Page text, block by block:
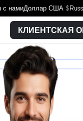
с намиДоллар США $
КЛИЕНТСКАЯ